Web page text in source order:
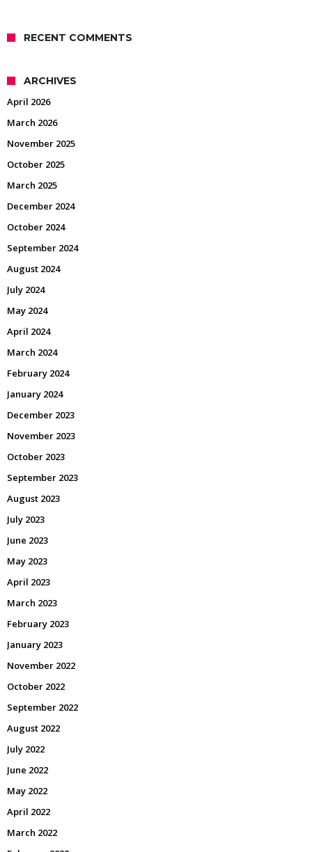
RECENT COMMENTS
ARCHIVES
April 2026
March 2026
November 2025
October 2025
March 2025
December 2024
October 2024
September 2024
August 2024
July 2024
May 2024
April 2024
March 2024
February 2024
January 2024
December 2023
November 2023
October 2023
September 2023
August 2023
July 2023
June 2023
May 2023
April 2023
March 2023
February 2023
January 2023
November 2022
October 2022
September 2022
August 2022
July 2022
June 2022
May 2022
April 2022
March 2022